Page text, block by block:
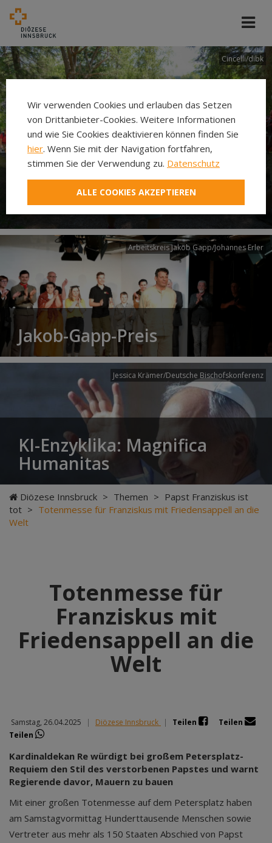
Cincelli/dibk
Neuer Pilgerweg Via
Laudato si’
Arbeitskreis Jakob Gapp/Johannes Erler
Jakob-Gapp-Preis
Jessica Krämer/Deutsche Bischofskonferenz
KI-Enzyklika: Magnifica
Humanitas
Diözese Innsbruck > Themen > Papst Franziskus ist
tot > Totenmesse für Franziskus mit Friedensappell an die
Welt
Totenmesse für
Franziskus mit
Friedensappell an die
Welt
Samstag, 26.04.2025 | Diözese Innsbruck | Teilen
Teilen
Teilen
Kardinaldekan Re würdigt bei großem Petersplatz-
Requiem den Stil des verstorbenen Papstes und warnt
Regierende davor, Mauern zu bauen
Mit einer großen Totenmesse auf dem Petersplatz haben
am Samstagvormittag Hunderttausende Menschen sowie
Vertreter aus mehr als 150 Staaten Abschied von Papst
Wir verwenden Cookies und erlauben das Setzen
von Drittanbieter-Cookies. Weitere Informationen
und wie Sie Cookies deaktivieren können finden Sie
hier. Wenn Sie mit der Navigation fortfahren,
stimmen Sie der Verwendung zu. Datenschutz
ALLE COOKIES AKZEPTIEREN